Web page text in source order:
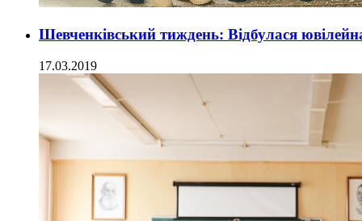
Шевченківський тиждень: Відбулася
17.03.2019